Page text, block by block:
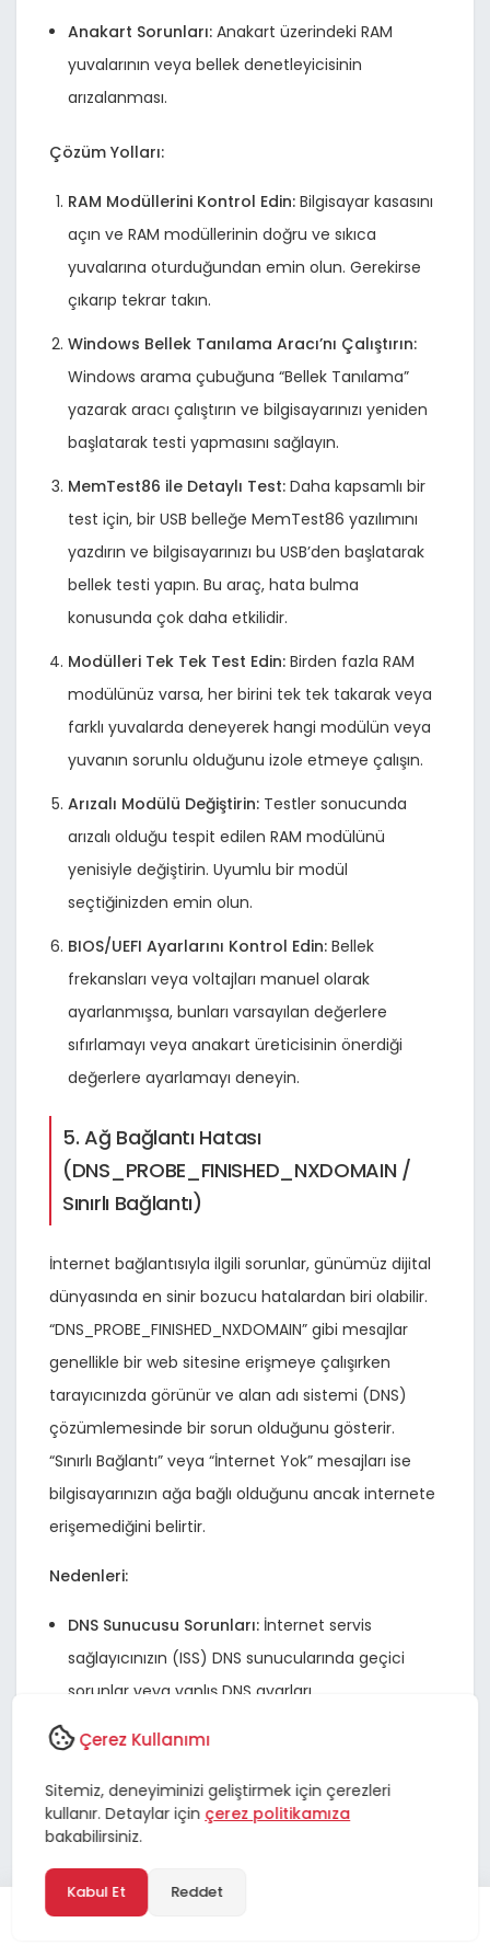
Anakart Sorunları: Anakart üzerindeki RAM
yuvalarının veya bellek denetleyicisinin
arızalanması.
Çözüm Yolları:
RAM Modüllerini Kontrol Edin: Bilgisayar kasasını
açın ve RAM modüllerinin doğru ve sıkıca
yuvalarına oturduğundan emin olun. Gerekirse
çıkarıp tekrar takın.
Windows Bellek Tanılama Aracı’nı Çalıştırın:
Windows arama çubuğuna “Bellek Tanılama”
yazarak aracı çalıştırın ve bilgisayarınızı yeniden
başlatarak testi yapmasını sağlayın.
MemTest86 ile Detaylı Test: Daha kapsamlı bir
test için, bir USB belleğe MemTest86 yazılımını
yazdırın ve bilgisayarınızı bu USB’den başlatarak
bellek testi yapın. Bu araç, hata bulma
konusunda çok daha etkilidir.
Modülleri Tek Tek Test Edin: Birden fazla RAM
modülünüz varsa, her birini tek tek takarak veya
farklı yuvalarda deneyerek hangi modülün veya
yuvanın sorunlu olduğunu izole etmeye çalışın.
Arızalı Modülü Değiştirin: Testler sonucunda
arızalı olduğu tespit edilen RAM modülünü
yenisiyle değiştirin. Uyumlu bir modül
seçtiğinizden emin olun.
BIOS/UEFI Ayarlarını Kontrol Edin: Bellek
frekansları veya voltajları manuel olarak
ayarlanmışsa, bunları varsayılan değerlere
sıfırlamayı veya anakart üreticisinin önerdiği
değerlere ayarlamayı deneyin.
5. Ağ Bağlantı Hatası
(DNS_PROBE_FINISHED_NXDOMAIN /
Sınırlı Bağlantı)
İnternet bağlantısıyla ilgili sorunlar, günümüz dijital
dünyasında en sinir bozucu hatalardan biri olabilir.
“DNS_PROBE_FINISHED_NXDOMAIN” gibi mesajlar
genellikle bir web sitesine erişmeye çalışırken
tarayıcınızda görünür ve alan adı sistemi (DNS)
çözümlemesinde bir sorun olduğunu gösterir.
“Sınırlı Bağlantı” veya “İnternet Yok” mesajları ise
bilgisayarınızın ağa bağlı olduğunu ancak internete
erişemediğini belirtir.
Nedenleri:
DNS Sunucusu Sorunları: İnternet servis
sağlayıcınızın (ISS) DNS sunucularında geçici
sorunlar veya yanlış DNS ayarları.
Modem/Router Problemleri:
arızalanması.
Ağ Adaptörü Sürücüleri:
güncel olmaması veya bozuk olması.
IP Adresi Çakışmaları:
Çerez Kullanımı
Sitemiz, deneyiminizi geliştirmek için çerezleri
kullanır. Detaylar için çerez politikamıza
bakabilirsiniz.
Kabul Et Reddet